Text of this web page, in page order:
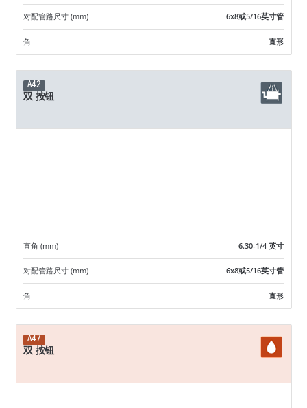
对配管路尺寸 (mm) 6x8或5/16英寸管
角 直形
A42
双 按钮
直角 (mm) 6.30-1/4 英寸
对配管路尺寸 (mm) 6x8或5/16英寸管
角 直形
A47
双 按钮